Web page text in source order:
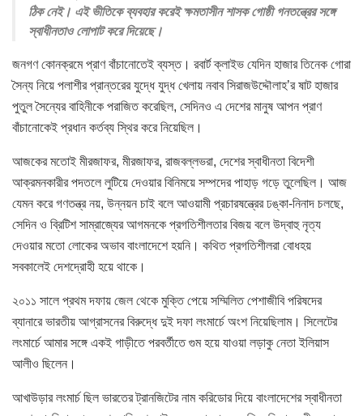
ঠিক নেই। এই ভীতিকে ব্যবহার করেই ক্ষমতাসীন শাসক গোষ্ঠী গনতন্ত্রের সঙ্গে
স্বাধীনতাও লোপাট করে দিয়েছে।
জনগণ কোনক্রমে প্রাণ বাঁচানোতেই ব্যস্ত। রবার্ট ক্লাইভ যেদিন হাজার তিনেক গোরা
সৈন্য নিয়ে পলাশীর প্রান্তরের যুদ্ধে যুদ্ধ খেলায় নবাব সিরাজউদ্দৌলাহ’র ষাট হাজার
পুতুল সৈন্যের বাহিনীকে পরাজিত করেছিল, সেদিনও এ দেশের মানুষ আপন প্রাণ
বাঁচানোকেই প্রধান কর্তব্য স্থির করে নিয়েছিল।
আজকের মতোই মীরজাফর, মীরজাফর, রাজবল্লভরা, দেশের স্বাধীনতা বিদেশী
আক্রমনকারীর পদতলে লুটিয়ে দেওয়ার বিনিময়ে সম্পদের পাহাড় গড়ে তুলেছিল। আজ
যেমন করে গণতন্ত্র নয়, উন্নয়ন চাই বলে আওয়ামী প্রচারষন্ত্রের ঢঙ্কা-নিনাদ চলছে,
সেদিন ও ব্রিটিশ সাম্রাজ্যের আগমনকে প্রগতিশীলতার বিজয় বলে উদ্বাহু নৃত্য
দেওয়ার মতো লোকের অভাব বাংলাদেশে হয়নি। কথিত প্রগতিশীলরা বোধহয়
সবকালেই দেশদ্রোহী হয়ে থাকে।
২০১১ সালে প্রথম দফায় জেল থেকে মুক্তি পেয়ে সম্মিলিত পেশাজীবি পরিষদের
ব্যানারে ভারতীয় আগ্রাসনের বিরুদ্ধে দুই দফা লংমার্চে অংশ নিয়েছিলাম। সিলেটের
লংমার্চে আমার সঙ্গে একই গাড়ীতে পরবর্তীতে গুম হয়ে যাওয়া লড়াকু নেতা ইলিয়াস
আলীও ছিলেন।
আখাউড়ার লংমার্চ ছিল ভারতের ট্রানজিটের নাম করিডোর দিয়ে বাংলাদেশের স্বাধীনতা